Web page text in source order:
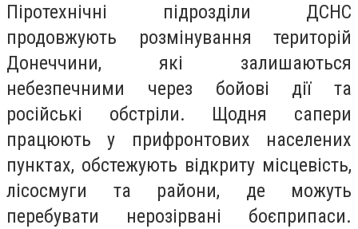
Піротехнічні підрозділи ДСНС
продовжують розмінування територій
Донеччини, які залишаються
небезпечними через бойові дії та
російські обстріли. Щодня сапери
працюють у прифронтових населених
пунктах, обстежують відкриту місцевість,
лісосмуги та райони, де можуть
перебувати нерозірвані боєприпаси.